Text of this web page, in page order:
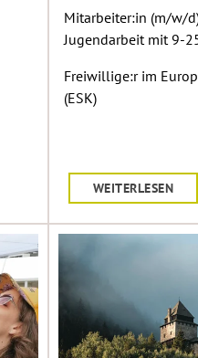
Mitarbeiter:in (m/w/
Jugendarbeit mit 9-
Freiwillige:r im
(ESK)
WEITERLESEN